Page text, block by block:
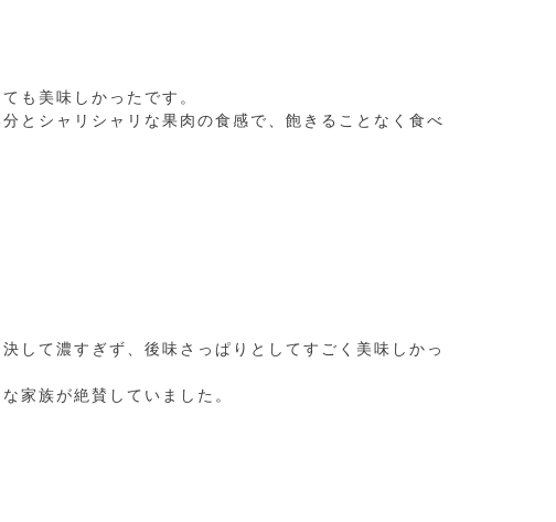
も美味しかったです。
とシャリシャリな果肉の食感で、飽きることなく食べ
して濃すぎず、後味さっぱりとしてすごく美味しかっ
家族が絶賛していました。